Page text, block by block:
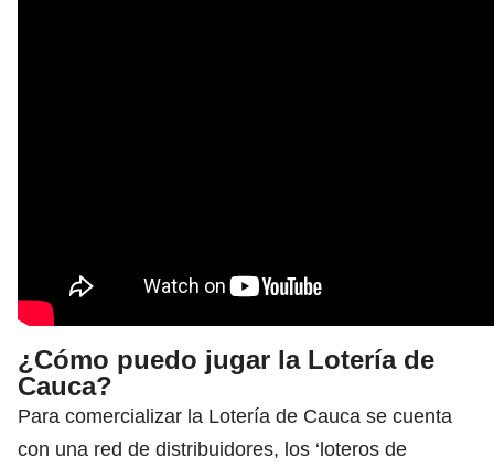
¿Cómo puedo jugar la Lotería de
Cauca?
Para comercializar la Lotería de Cauca se cuenta
con una red de distribuidores, los ‘loteros de